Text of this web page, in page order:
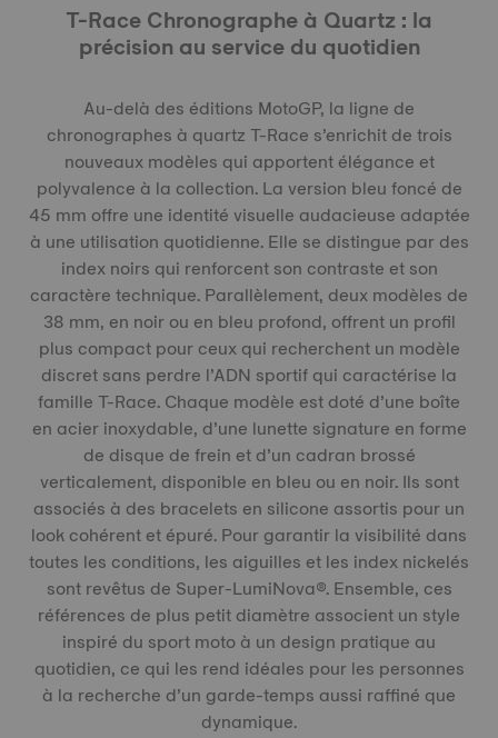
T-Race Chronographe à Quartz : la
précision au service du quotidien
Au-delà des éditions MotoGP, la ligne de
chronographes à quartz T-Race s’enrichit de trois
nouveaux modèles qui apportent élégance et
polyvalence à la collection. La version bleu foncé de
45 mm offre une identité visuelle audacieuse adaptée
à une utilisation quotidienne. Elle se distingue par des
index noirs qui renforcent son contraste et son
caractère technique. Parallèlement, deux modèles de
38 mm, en noir ou en bleu profond, offrent un profil
plus compact pour ceux qui recherchent un modèle
discret sans perdre l’ADN sportif qui caractérise la
famille T-Race. Chaque modèle est doté d’une boîte
en acier inoxydable, d’une lunette signature en forme
de disque de frein et d’un cadran brossé
verticalement, disponible en bleu ou en noir. Ils sont
associés à des bracelets en silicone assortis pour un
look cohérent et épuré. Pour garantir la visibilité dans
toutes les conditions, les aiguilles et les index nickelés
sont revêtus de Super-LumiNova®. Ensemble, ces
références de plus petit diamètre associent un style
inspiré du sport moto à un design pratique au
quotidien, ce qui les rend idéales pour les personnes
à la recherche d’un garde-temps aussi raffiné que
dynamique.